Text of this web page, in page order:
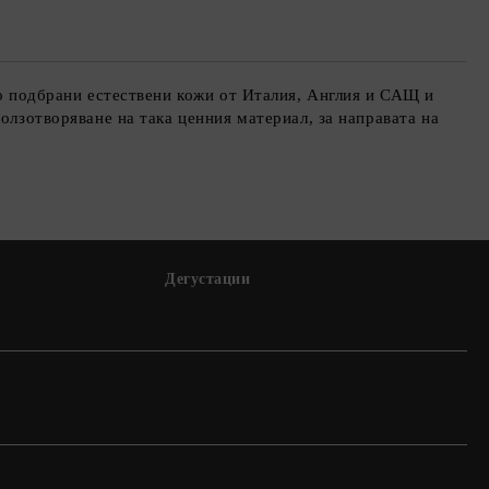
подбрани естествени кожи от Италия, Англия и САЩ и
на така ценния материал, за направата на
Дегустации